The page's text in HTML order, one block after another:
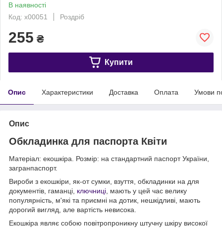
В наявності
Код: x00051
Роздріб
255 ₴
Купити
Опис Характеристики Доставка Оплата Умови
Опис
Обкладинка для паспорта Квіти
Матеріал: екошкіра. Розмір: на стандартний паспорт України,
загранпаспорт.
Вироби з екошкіри, як-от сумки, взуття, обкладинки на для
документів, гаманці, ключниці, мають у цей час велику
популярність, м'які та приємні на дотик, нешкідливі, мають
дорогий вигляд, але вартість невисока.
Екошкіра являє собою повітропроникну штучну шкіру високої